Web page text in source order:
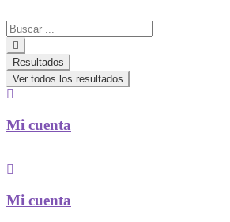
Search
...
Resultados
Ver todos los resultados
Mi cuenta
Mi cuenta